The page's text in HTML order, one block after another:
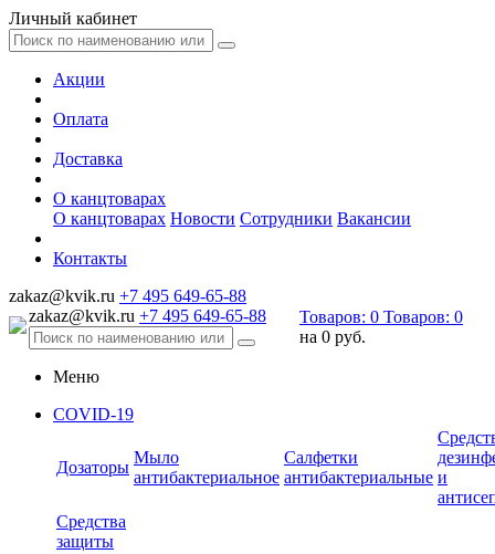
Личный кабинет
Акции
Оплата
Доставка
О канцтоварах
О канцтоварах Новости Сотрудники Вакансии
Контакты
zakaz@kvik.ru +7 495 649-65-88
zakaz@kvik.ru +7 495 649-65-88 Товаров: 0 Товаров: 0
на 0 руб.
Меню
COVID-19
Дозаторы
Мыло
антибактериальное
Салфетки
антибактериальные и
Средства
защиты